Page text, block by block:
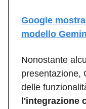
Google
modello
Nonostante
presentazione,
delle
l'integrazione